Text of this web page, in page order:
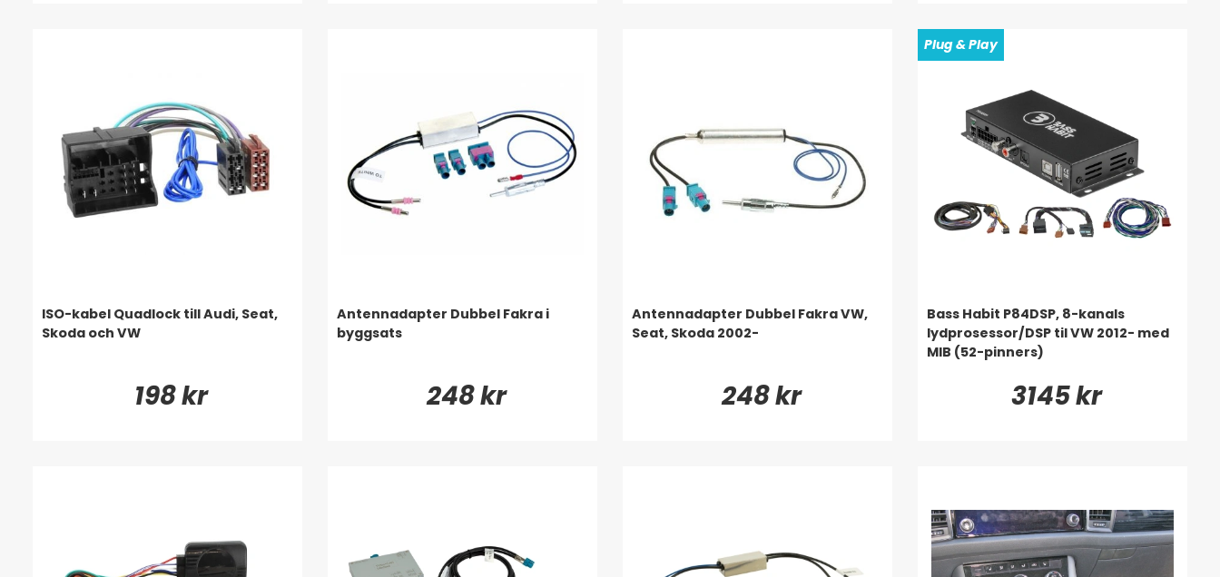
ISO-kabel Quadlock till Audi, Seat,
Skoda och VW
198 kr
Antennadapter Dubbel Fakra i
byggsats
248 kr
Antennadapter Dubbel Fakra VW,
Seat, Skoda 2002-
248 kr
Plug & Play
Bass Habit P84DSP, 8-kanals
lydprosessor/DSP til VW 2012- med
MIB (52-pinners)
3145 kr